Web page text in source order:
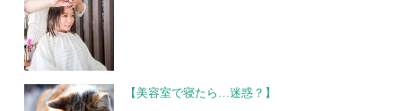
【美容室で寝たら…迷惑？】